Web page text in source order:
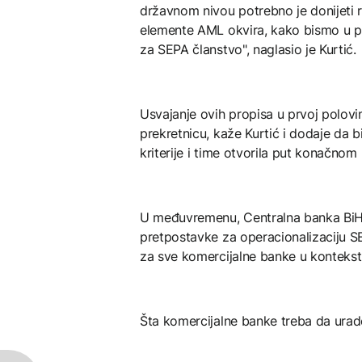
državnom nivou potrebno je donijeti
elemente AML okvira, kako bismo u
za SEPA članstvo", naglasio je Kurtić.
Usvajanje ovih propisa u prvoj
prekretnicu, kaže Kurtić i dodaje da
kriterije i time otvorila put konačnom
U međuvremenu, Centralna banka
pretpostavke za operacionalizaciju
za sve komercijalne banke u
Šta komercijalne banke treba da